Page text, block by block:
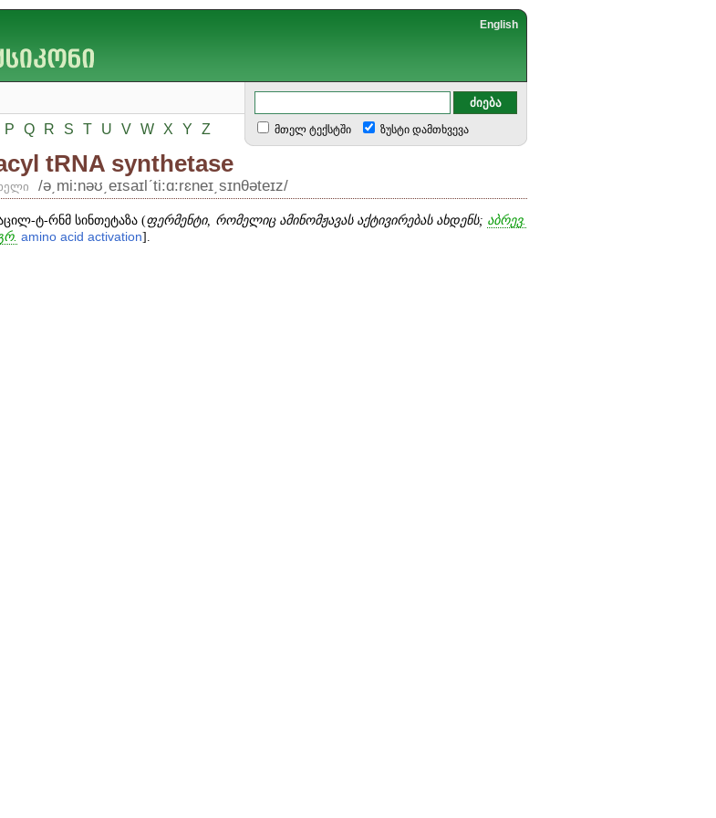
English
P Q R S T U V W X Y Z მთელ ტექსტში ზუსტი დამთხვევა
tRNA synthetase
/ə͵mi:nəʊ͵eɪsaɪlʹti:ɑ:rɛneɪ͵sɪnθəteɪz/
ტ-რნმ სინთეტაზა (ფერმენტი, რომელიც ამინომჟავას აქტივირებას ახდენს; აბრევ.
amino acid activation].